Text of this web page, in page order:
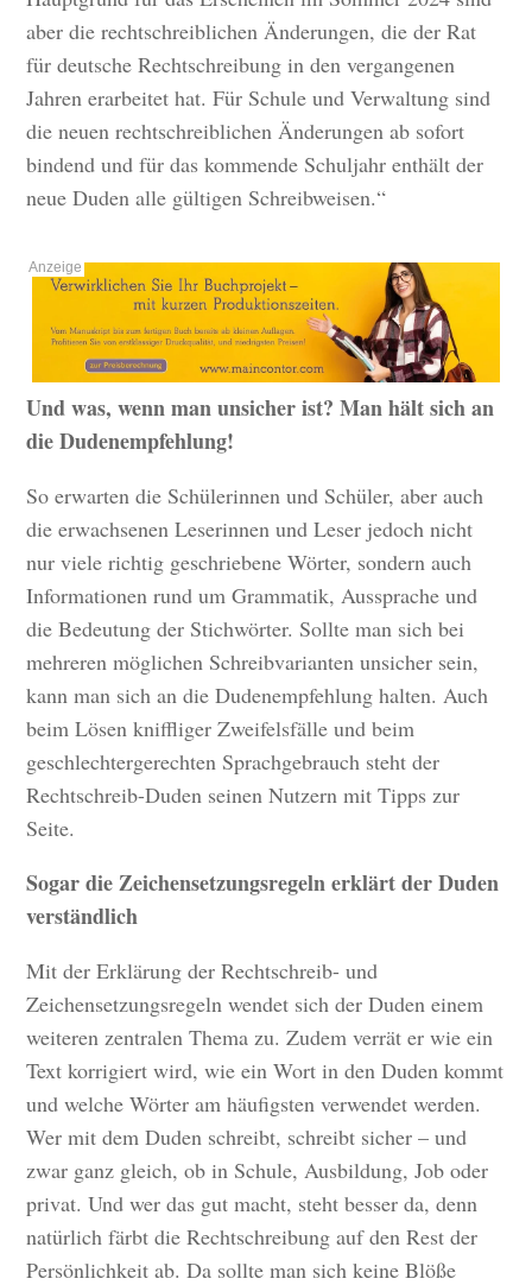
aber die rechtschreiblichen Änderungen, die der Rat
für deutsche Rechtschreibung in den vergangenen
Jahren erarbeitet hat. Für Schule und Verwaltung sind
die neuen rechtschreiblichen Änderungen ab sofort
bindend und für das kommende Schuljahr enthält der
neue Duden alle gültigen Schreibweisen.“
Und was, wenn man unsicher ist? Man hält sich an
die Dudenempfehlung!
So erwarten die Schülerinnen und Schüler, aber auch
die erwachsenen Leserinnen und Leser jedoch nicht
nur viele richtig geschriebene Wörter, sondern auch
Informationen rund um Grammatik, Aussprache und
die Bedeutung der Stichwörter. Sollte man sich bei
mehreren möglichen Schreibvarianten unsicher sein,
kann man sich an die Dudenempfehlung halten. Auch
beim Lösen kniffliger Zweifelsfälle und beim
geschlechtergerechten Sprachgebrauch steht der
Rechtschreib-Duden seinen Nutzern mit Tipps zur
Seite.
Sogar die Zeichensetzungsregeln erklärt der Duden
verständlich
Mit der Erklärung der Rechtschreib- und
Zeichensetzungsregeln wendet sich der Duden einem
weiteren zentralen Thema zu. Zudem verrät er wie ein
Text korrigiert wird, wie ein Wort in den Duden kommt
und welche Wörter am häufigsten verwendet werden.
Wer mit dem Duden schreibt, schreibt sicher – und
zwar ganz gleich, ob in Schule, Ausbildung, Job oder
privat. Und wer das gut macht, steht besser da, denn
natürlich färbt die Rechtschreibung auf den Rest der
Persönlichkeit ab. Da sollte man sich keine Blöße